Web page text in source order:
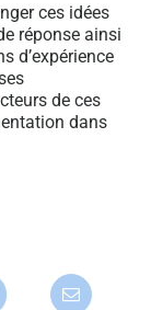
ces idées
réponse ainsi
d’expérience
de ces
dans